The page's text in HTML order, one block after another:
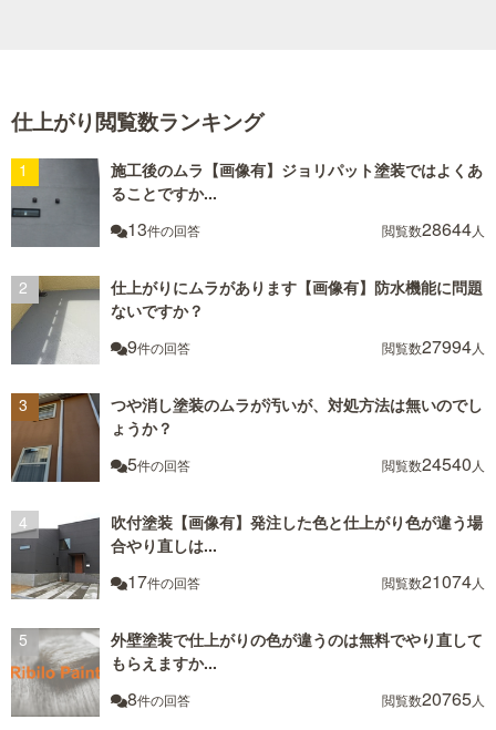
仕上がり閲覧数ランキング
施工後のムラ【画像有】ジョリパット塗装ではよくあ
ることですか...
13件の回答 閲覧数28644人
仕上がりにムラがあります【画像有】防水機能に問題
ないですか？
9件の回答 閲覧数27994人
つや消し塗装のムラが汚いが、対処方法は無いのでし
ょうか？
5件の回答 閲覧数24540 人
吹付塗装【画像有】発注した色と仕上がり色が違う場
合やり直しは...
17件の回答 閲覧数21074人
外壁塗装で仕上がりの色が違うのは無料でやり直して
もらえますか...
8件の回答 閲覧数20765人